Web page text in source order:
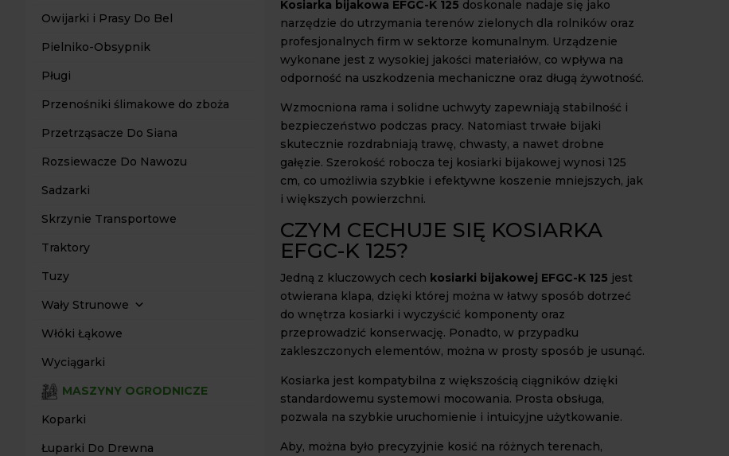
Owijarki i Prasy Do Bel
Pielniko-Obsypnik
Pługi
Przenośniki ślimakowe do zboża
Przetrząsacze Do Siana
Rozsiewacze Do Nawozu
Sadzarki
Skrzynie Transportowe
Traktory
Tuzy
Wały Strunowe
Włóki Łąkowe
Wyciągarki
MASZYNY OGRODNICZE
Koparki
Łuparki Do Drewna
Kosiarka bijakowa EFGC-K 125 doskonale nadaje się jako
narzędzie do utrzymania terenów zielonych dla rolników oraz
profesjonalnych firm w sektorze komunalnym. Urządzenie
wykonane jest z wysokiej jakości materiałów, co wpływa na
odporność na uszkodzenia mechaniczne oraz długą żywotność.
Wzmocniona rama i solidne uchwyty zapewniają stabilność i
bezpieczeństwo podczas pracy. Natomiast trwałe bijaki
skutecznie rozdrabniają trawę, chwasty, a nawet drobne
gałęzie. Szerokość robocza tej kosiarki bijakowej wynosi 125
cm, co umożliwia szybkie i efektywne koszenie mniejszych, jak
i większych powierzchni.
CZYM CECHUJE SIĘ KOSIARKA
EFGC-K 125?
Jedną z kluczowych cech kosiarki bijakowej EFGC-K 125 jest
otwierana klapa, dzięki której można w łatwy sposób dotrzeć
do wnętrza kosiarki i wyczyścić komponenty oraz
przeprowadzić konserwację. Ponadto, w przypadku
zakleszczonych elementów, można w prosty sposób je usunąć.
Kosiarka jest kompatybilna z większością ciągników dzięki
standardowemu systemowi mocowania. Prosta obsługa,
pozwala na szybkie uruchomienie i intuicyjne użytkowanie.
Aby, można było precyzyjnie kosić na różnych terenach,